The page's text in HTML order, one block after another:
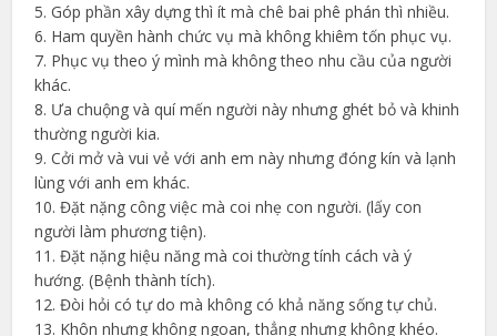
5. Góp phần xây dựng thì ít mà chê bai phê phán thì nhiều.
6. Ham quyền hành chức vụ mà không khiêm tốn phục vụ.
7. Phục vụ theo ý mình mà không theo nhu cầu của người
khác.
8. Ưa chuộng và quí mến người này nhưng ghét bỏ và khinh
thường người kia.
9. Cởi mở và vui vẻ với anh em này nhưng đóng kín và lạnh
lùng với anh em khác.
10. Đặt nặng công việc mà coi nhẹ con người. (lấy con
người làm phương tiện).
11. Đặt nặng hiệu năng mà coi thường tính cách và ý
hướng. (Bệnh thành tích).
12. Đòi hỏi có tự do mà không có khả năng sống tự chủ.
13. Khôn nhưng không ngoan, thẳng nhưng không khéo.